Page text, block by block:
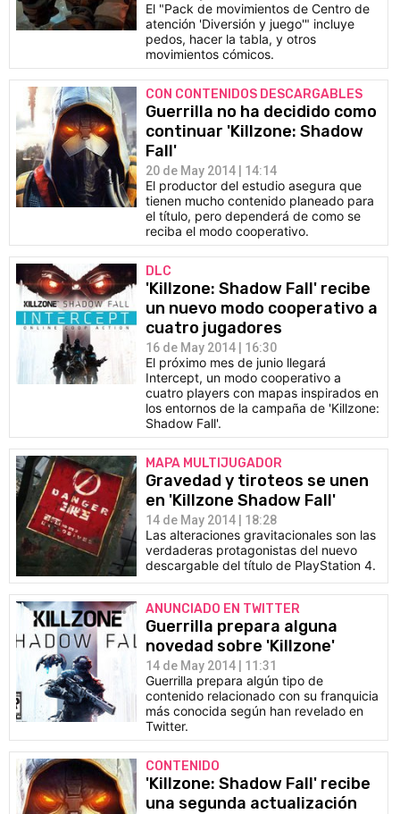
El "Pack de movimientos de Centro de
atención 'Diversión y juego'" incluye
pedos, hacer la tabla, y otros
movimientos cómicos.
CON CONTENIDOS DESCARGABLES
Guerrilla no ha decidido como
continuar 'Killzone: Shadow
Fall'
20 de May 2014 | 14:14
El productor del estudio asegura que
tienen mucho contenido planeado para
el título, pero dependerá de como se
reciba el modo cooperativo.
DLC
'Killzone: Shadow Fall' recibe
un nuevo modo cooperativo a
cuatro jugadores
16 de May 2014 | 16:30
El próximo mes de junio llegará
Intercept, un modo cooperativo a
cuatro players con mapas inspirados en
los entornos de la campaña de 'Killzone:
Shadow Fall'.
MAPA MULTIJUGADOR
Gravedad y tiroteos se unen
en 'Killzone Shadow Fall'
14 de May 2014 | 18:28
Las alteraciones gravitacionales son las
verdaderas protagonistas del nuevo
descargable del título de PlayStation 4.
ANUNCIADO EN TWITTER
Guerrilla prepara alguna
novedad sobre 'Killzone'
14 de May 2014 | 11:31
Guerrilla prepara algún tipo de
contenido relacionado con su franquicia
más conocida según han revelado en
Twitter.
CONTENIDO
'Killzone: Shadow Fall' recibe
una segunda actualización